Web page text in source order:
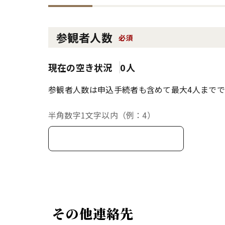
参観者人数 必須
現在の空き状況 0人
参観者人数は申込手続者も含めて最大4人まで
半角数字1文字以内（例：4）
その他連絡先